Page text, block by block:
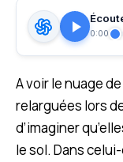
0:00
A voir le nuage
relarguées lors
d’imaginer
le sol. Dans